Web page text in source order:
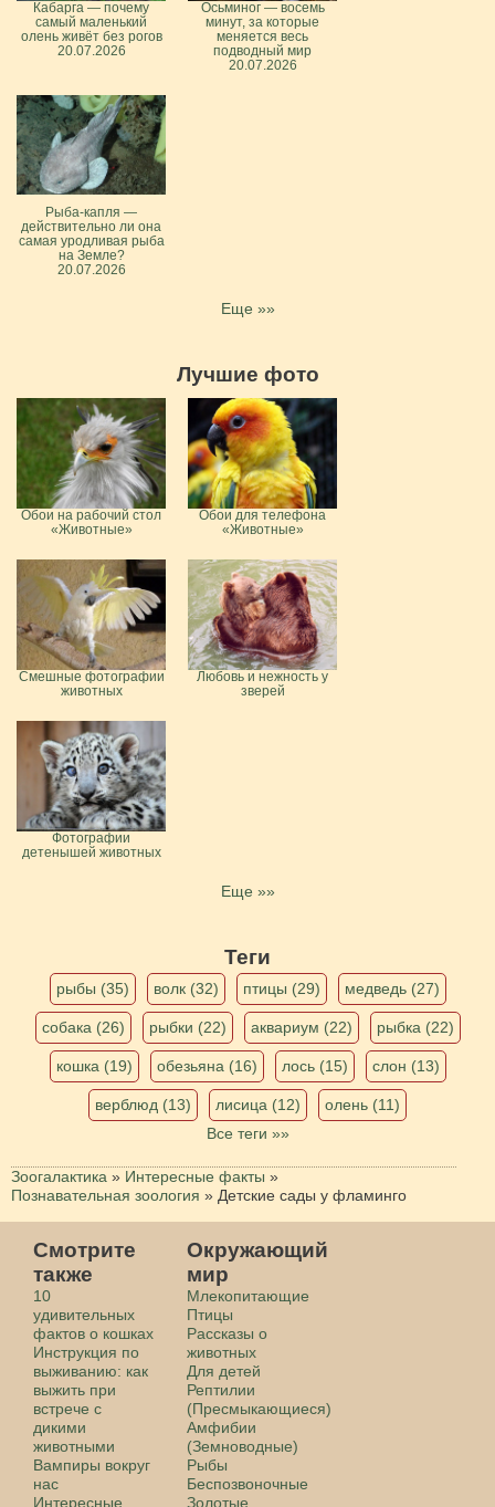
Кабарга — почему
самый маленький
олень живёт без рогов
20.07.2026
Осьминог — восемь
минут, за которые
меняется весь
подводный мир
20.07.2026
Рыба-капля —
действительно ли она
самая уродливая рыба
на Земле?
20.07.2026
Еще »»
Лучшие фото
Обои на рабочий стол
«Животные»
Обои для телефона
«Животные»
Смешные фотографии
животных
Любовь и нежность у
зверей
Фотографии
детенышей животных
Еще »»
Теги
рыбы (35) волк (32) птицы (29) медведь (27)
собака (26) рыбки (22) аквариум (22) рыбка (22)
кошка (19) обезьяна (16) лось (15) слон (13)
верблюд (13) лисица (12)
олень (11)
Все теги »»
Зоогалактика » Интересные факты »
Познавательная зоология » Детские сады у фламинго
Смотрите
также
10
удивительных
фактов о кошках
Инструкция по
выживанию: как
выжить при
встрече с
дикими
животными
Вампиры вокруг
нас
Интересные
Окружающий
мир
Млекопитающие
Птицы
Рассказы о
животных
Для детей
Рептилии
(Пресмыкающиеся)
Амфибии
(Земноводные)
Рыбы
Беспозвоночные
Золотые